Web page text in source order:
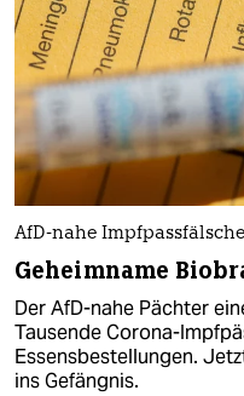
AfD-nahe
Geheimname
Der AfD-nahe Pächter
Tausende Corona-
Essensbestellungen.
ins Gefängnis.